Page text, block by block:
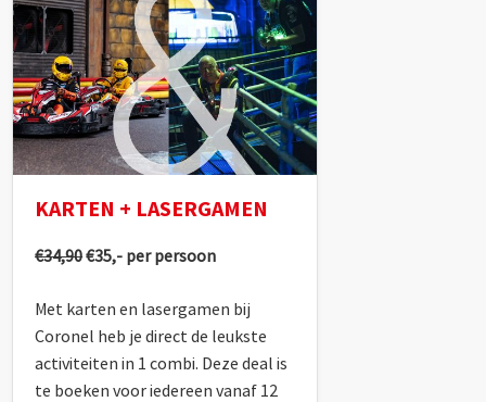
KARTEN + LASERGAMEN
€34,90€35,- per persoon
Met karten en lasergamen bij
Coronel heb je direct de leukste
activiteiten in 1 combi. Deze deal is
te boeken voor iedereen vanaf 12